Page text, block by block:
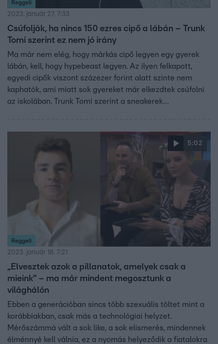
Reggeli
2023. január 27. 7:33
Csúfolják, ha nincs 150 ezres cipő a lábán – Trunk
Tomi szerint ez nem jó irány
Ma már nem elég, hogy márkás cipő legyen egy gyerek
lábán, kell, hogy hypebeast legyen. Az ilyen felkapott,
egyedi cipők viszont százezer forint alatt szinte nem
kaphatók, ami miatt sok gyereket már elkezdtek csúfolni
az iskolában. Trunk Tomi szerint a sneakerek
köszönhetően is. Tomi imádja a közösségi médiát, de a
TikTokon ma már szinte csak az árcédula kerül előtérbe,
ami szerinte nem jó irány.
5:02
Reggeli
2023. január 18. 7:21
„Elvesztek azok a pillanatok, amelyek csak a
mieink” – ma már mindent megosztunk a
világhálón
Ebben a generációban sincs több szexuális töltet mint a
korábbiakban, csak más a technológiai helyzet.
Mérőszámmá vált a sok like, a sok elismerés, mindennek
élménnyé kell válnia, ez a nyomás helyeződik a fiatalokra